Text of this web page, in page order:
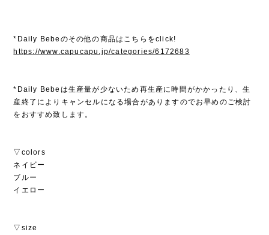
*Daily Bebeのその他の商品はこちらをclick!
https://www.capucapu.jp/categories/6172683
*Daily Bebeは生産量が少ないため再生産に時間がかかったり、生
産終了によりキャンセルになる場合がありますのでお早めのご検討
をおすすめ致します。
▽colors
ネイビー
ブルー
イエロー
▽size